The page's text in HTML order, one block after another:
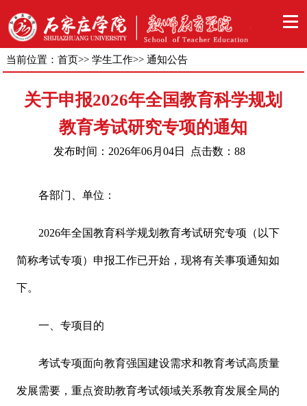
当前位置：首页>>学生工作>>通知公告
关于申报2026年全国教育科学规划
教育考试研究专项的通知
发布时间：2026年06月04日 点击数： 88
各部门、单位：
2026年全国教育科学规划教育考试研究专项（以下
简称考试专项）申报工作已开始，现将有关事项通知如
下。
一、专项目的
考试专项面向教育强国建设需求和教育考试高质量
发展需要，重点资助教育考试领域关系教育发展全局的